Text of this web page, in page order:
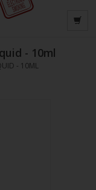
- 10ml
- 10ML